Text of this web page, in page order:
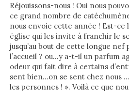
Réjouissons-nous ! Oui nous
ce grand nombre de
nous envoie cette année ! Est-
église qui les invite à franchir le
jusqu’au bout de cette longue
l’accueil ? ou…y a-t-il un parfum
odeur qui fait dire à certains
sent bien…on se sent chez nous
les personnes ! ». Voilà ce que